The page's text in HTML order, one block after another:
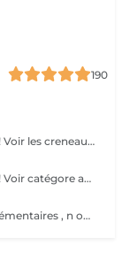
190
Nous ne prenons plus de nouvelles clientes! Voir les creneaux ds la catégorie avec Aurore
Nous ne prenons plus de nouvelles clientes! Voir catégore avec Aurore
La couleur est incluse, pour les décos supplémentaires , n oubliez pas d aller dans la rubrique nail arts